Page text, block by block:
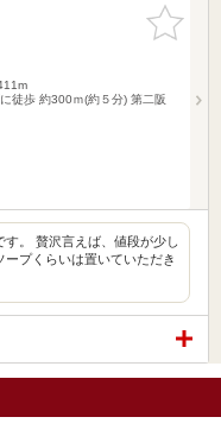
お気に入
りに追加
徒歩 約300ｍ(約５分) 第二阪
。 贅沢言えば、値段が少し
プくらいは置いていただき